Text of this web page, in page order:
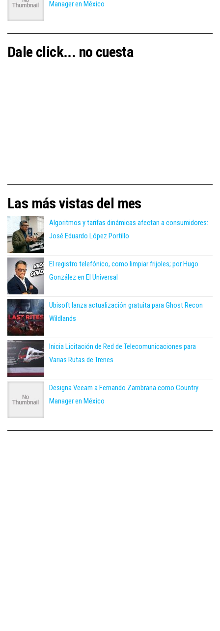
Manager en México
Dale click... no cuesta
Las más vistas del mes
Algoritmos y tarifas dinámicas afectan a consumidores:
José Eduardo López Portillo
El registro telefónico, como limpiar frijoles; por Hugo
González en El Universal
Ubisoft lanza actualización gratuita para Ghost Recon
Wildlands
Inicia Licitación de Red de Telecomunicaciones para
Varias Rutas de Trenes
Designa Veeam a Fernando Zambrana como Country
Manager en México